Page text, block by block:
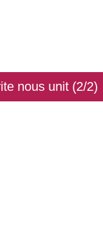
nous unit (2/2)